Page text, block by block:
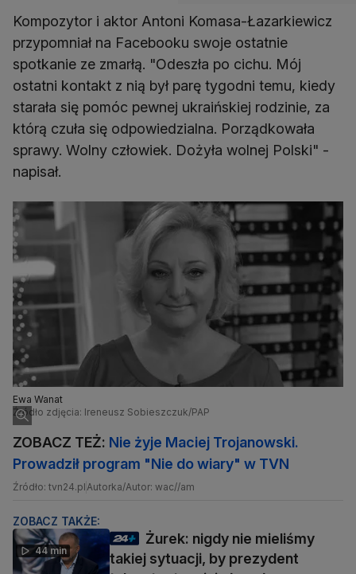
Kompozytor i aktor Antoni Komasa-Łazarkiewicz
przypomniał na Facebooku swoje ostatnie
spotkanie ze zmarłą. "Odeszła po cichu. Mój
ostatni kontakt z nią był parę tygodni temu, kiedy
starała się pomóc pewnej ukraińskiej rodzinie, za
którą czuła się odpowiedzialna. Porządkowała
sprawy. Wolny człowiek. Dożyła wolnej Polski" -
napisał.
Ewa Wanat
Źródło zdjęcia: Ireneusz Sobieszczuk/PAP
ZOBACZ TEŻ: Nie żyje Maciej Trojanowski.
Prowadził program "Nie do wiary" w TVN
Źródło: tvn24.plAutorka/Autor: wac//am
ZOBACZ TAKŻE:
44 min
Żurek: nigdy nie mieliśmy
takiej sytuacji, by prezydent